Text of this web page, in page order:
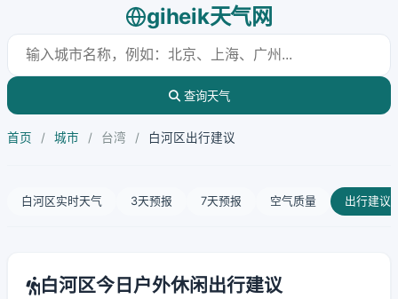
giheik天气网
查询天气
首页 / 城市 / 台湾 / 白河区出行建议
白河区实时天气 3天预报 7天预报 空气质量 出行建议
白河区今日户外休闲出行建议